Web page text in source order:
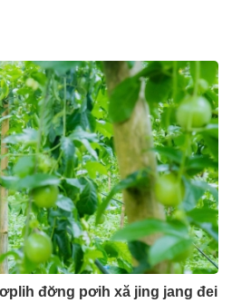
đơ̆ng pơih xă jing jang đei